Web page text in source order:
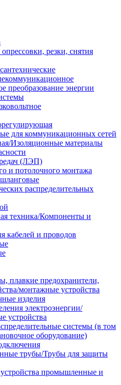
резки, снятия
преобразование энергии
для коммуникационных сетей
Изоляционные материалы
(ЛЭП)
и потолочного монтажа
распределительных
техника/Компоненты и
кабелей и проводов
плавкие предохранители,
монтажные устройства
изделия
электроэнергии/
устройства
системы (в том
оборудование)
трубы/Трубы для защиты
промышленные и